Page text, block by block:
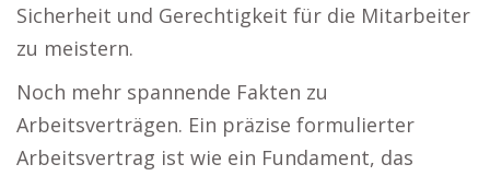
Sicherheit und Gerechtigkeit für die Mitarbeiter
zu meistern.
Noch mehr spannende Fakten zu
Arbeitsverträgen. Ein präzise formulierter
Arbeitsvertrag ist wie ein Fundament, das